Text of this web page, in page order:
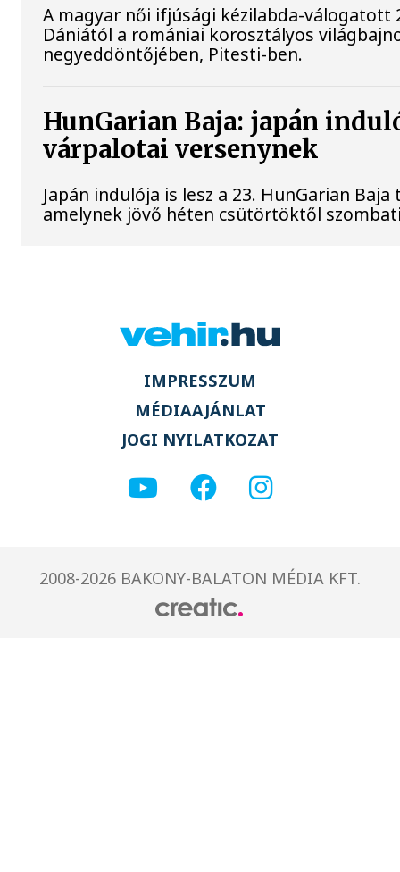
A magyar női ifjúsági kézilabda-válogatott
Dániától a romániai korosztályos
negyeddöntőjében, Pitesti-ben.
HunGarian Baja: japán
várpalotai versenynek
Japán indulója is lesz a 23. HunGarian
amelynek jövő héten csütörtöktől
IMPRESSZUM
MÉDIAAJÁNLAT
JOGI NYILATKOZAT
2008-2026 BAKONY-BALATON MÉDIA KFT.